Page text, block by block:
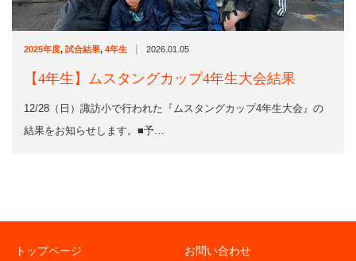
2025年度, 試合結果, 4年生 | 2026.01.05
【4年生】ムスタングカップ4年生大会結果
12/28（日）諏訪小で行われた『ムスタングカップ4年生大会』の
結果をお知らせします。■予…
トップページ お問い合わせ